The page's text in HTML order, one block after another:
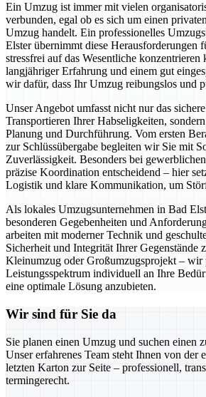
Ein Umzug ist immer mit vielen
verbunden, egal ob es sich um einen
Umzug handelt. Ein professionelles
Elster übernimmt diese Herausforderungen
stressfrei auf das Wesentliche
langjähriger Erfahrung und einem gut
wir dafür, dass Ihr Umzug reibungslos und
Unser Angebot umfasst nicht nur das
Transportieren Ihrer Habseligkeiten,
Planung und Durchführung. Vom ersten
zur Schlüssübergabe begleiten wir Sie mit
Zuverlässigkeit. Besonders bei
präzise Koordination entscheidend – hier
Logistik und klare Kommunikation, um
Als lokales Umzugsunternehmen in Bad
besonderen Gegebenheiten und
arbeiten mit moderner Technik und
Sicherheit und Integrität Ihrer Gegenstände
Kleinumzug oder Großumzugsprojekt – wir
Leistungsspektrum individuell an Ihre
eine optimale Lösung anzubieten.
Wir sind für Sie da
Sie planen einen Umzug und suchen einen
Unser erfahrenes Team steht Ihnen von der
letzten Karton zur Seite – professionell,
termingerecht.